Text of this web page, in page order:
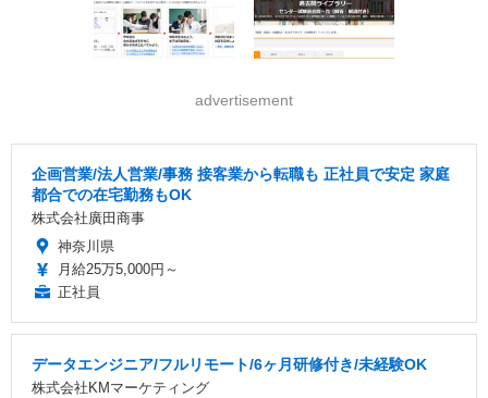
advertisement
企画営業/法人営業/事務 接客業から転職も 正社員で安定 家庭
都合での在宅勤務もOK
株式会社廣田商事
神奈川県
月給25万5,000円～
正社員
データエンジニア/フルリモート/6ヶ月研修付き/未経験OK
株式会社KMマーケティング